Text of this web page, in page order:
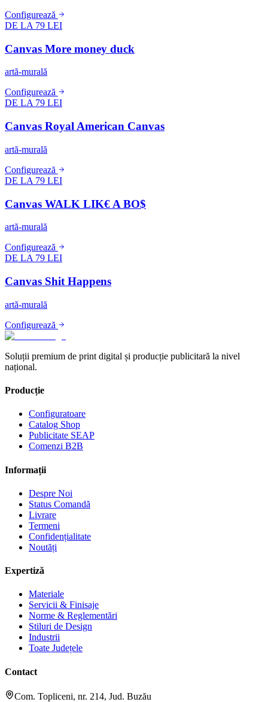
Configurează
DE LA 79 LEI
Canvas More money duck
artă-murală
Configurează
DE LA 79 LEI
Canvas Royal American Canvas
artă-murală
Configurează
DE LA 79 LEI
Canvas WALK LIK€ A BO$
artă-murală
Configurează
DE LA 79 LEI
Canvas Shit Happens
artă-murală
Configurează
Soluții premium de print digital și producție publicitară la nivel
național.
Producție
Configuratoare
Catalog Shop
Publicitate SEAP
Comenzi B2B
Informații
Despre Noi
Status Comandă
Livrare
Termeni
Confidențialitate
Noutăți
Expertiză
Materiale
Servicii & Finisaje
Norme & Reglementări
Stiluri de Design
Industrii
Toate Județele
Contact
Com. Topliceni, nr. 214, Jud. Buzău